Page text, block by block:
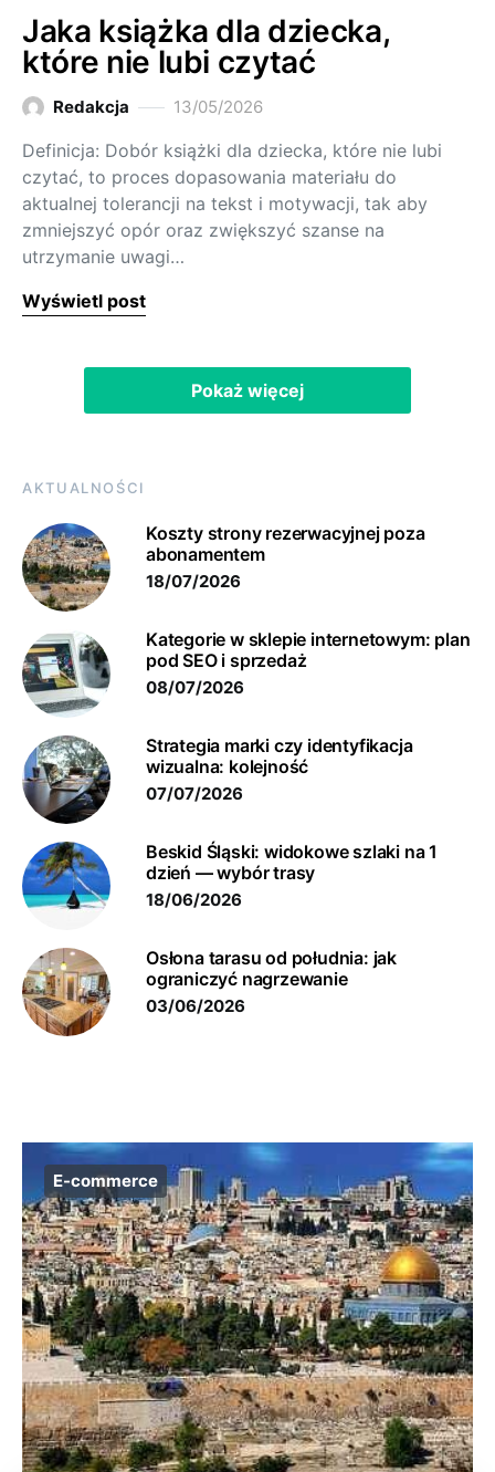
Jaka książka dla dziecka,
które nie lubi czytać
Redakcja 13/05/2026
Definicja: Dobór książki dla dziecka, które nie lubi
czytać, to proces dopasowania materiału do
aktualnej tolerancji na tekst i motywacji, tak aby
zmniejszyć opór oraz zwiększyć szanse na
utrzymanie uwagi…
Wyświetl post
Pokaż więcej
AKTUALNOŚCI
Koszty strony rezerwacyjnej poza
abonamentem
18/07/2026
Kategorie w sklepie internetowym: plan
pod SEO i sprzedaż
08/07/2026
Strategia marki czy identyfikacja
wizualna: kolejność
07/07/2026
Beskid Śląski: widokowe szlaki na 1
dzień — wybór trasy
18/06/2026
Osłona tarasu od południa: jak
ograniczyć nagrzewanie
03/06/2026
E-commerce